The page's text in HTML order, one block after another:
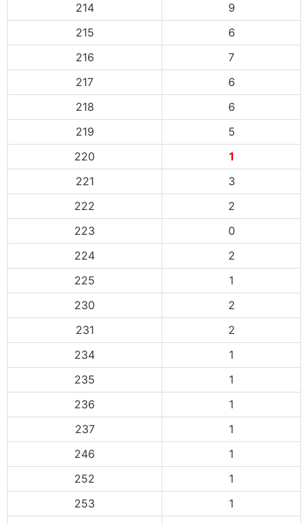
214
9
215
6
216
7
217
6
218
6
219
5
220
1
221
3
222
2
223
0
224
2
225
1
230
2
231
2
234
1
235
1
236
1
237
1
246
1
252
1
253
1